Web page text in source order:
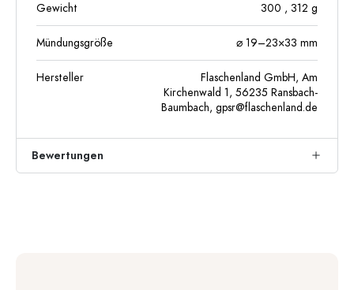
Gewicht 300 , 312 g
Mündungsgröße ⌀ 19–23×33 mm
Hersteller
Flaschenland GmbH, Am
Kirchenwald 1, 56235 Ransbach-
Baumbach, gpsr@flaschenland.de
Bewertungen